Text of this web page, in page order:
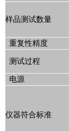
样品测试数量
重复性精度
测试过程
电源
仪器符合标准